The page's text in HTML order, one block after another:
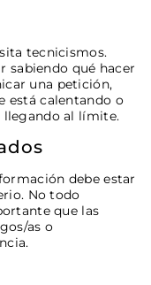
tecnicismos.
sabiendo qué hacer
una petición,
está calentando o
llegando al límite.
debe estar
No todo
que las
as o